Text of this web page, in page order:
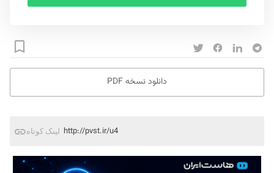
دانلود نسخه PDF
لینک کوتاه http://pvst.ir/u4